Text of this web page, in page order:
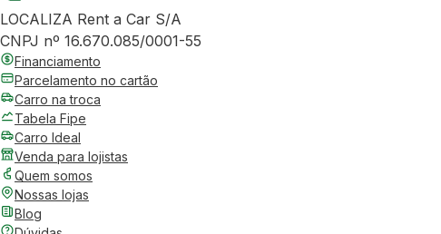
LOCALIZA Rent a Car S/A
CNPJ nº 16.670.085/0001-55
Financiamento
Parcelamento no cartão
Carro na troca
Tabela Fipe
Carro Ideal
Venda para lojistas
Quem somos
Nossas lojas
Blog